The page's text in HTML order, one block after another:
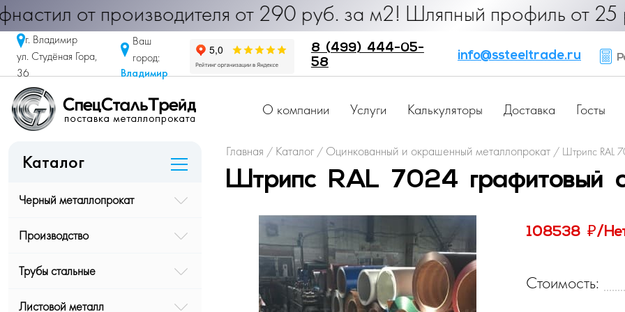
Профнастил от производителя от 290 руб. за м2! Шляпный
г. Владимир
ул. Студёная Гора,
36
Ваш
город:
Владимир
8 (499) 444-05-
58
info@ssteeltrade.ru
О компании Услуги Калькуляторы Доставка Госты
Каталог
Черный металлопрокат
Производство
Трубы стальные
Листовой металл
Главная / Каталог / Оцинкованный и окрашенный металлопрокат / Штрипс RAL
Штрипс RAL 7024 графитовый
108538 ₽/
Стоимость: